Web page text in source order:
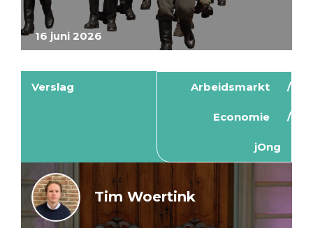
16 juni 2026
Verslag Arbeidsmarkt
Economie
jOng
Tim Woertink